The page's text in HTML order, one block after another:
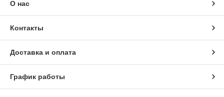
О нас
Контакты
Доставка и оплата
График работы